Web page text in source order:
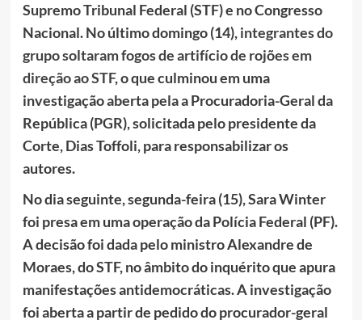
Supremo Tribunal Federal (STF) e no Congresso
Nacional. No último domingo (14),integrantes do
grupo soltaram fogos de artifício de rojões em
direção ao STF, o que culminou em uma
investigação aberta pela a Procuradoria-Geral da
República (PGR), solicitada pelo presidente da
Corte, Dias Toffoli, para responsabilizar os
autores.
No dia seguinte, segunda-feira (15), Sara Winter
foi presa em uma operação da Polícia Federal (PF).
A decisão foi dada pelo ministro Alexandre de
Moraes, do STF, no âmbito do inquérito que apura
manifestações antidemocráticas. A investigação
foi aberta a partir de pedido do procurador-geral